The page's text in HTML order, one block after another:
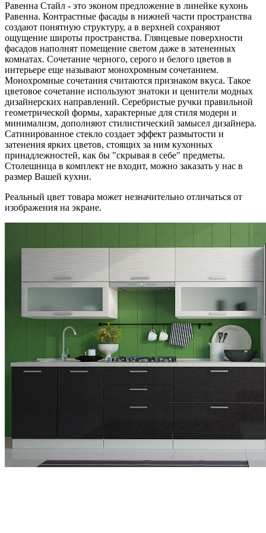
Равенна Стайл - это эконом предложение в линейке кухонь
Равенна. Контрастные фасады в нижней части пространства
создают понятную структуру, а в верхней сохраняют
ощущение широты пространства. Глянцевые поверхности
фасадов наполнят помещение светом даже в затененных
комнатах. Сочетание черного, серого и белого цветов в
интерьере еще называют монохромным сочетанием.
Монохромные сочетания считаются признаком вкуса. Такое
цветовое сочетание используют знатоки и ценители модных
дизайнерских направлений. Серебристые ручки правильной
геометрической формы, характерные для стиля модерн и
минимализм, дополняют стилистический замысел дизайнера.
Сатинированное стекло создает эффект размытости и
затенения ярких цветов, стоящих за ним кухонных
принадлежностей, как бы "скрывая в себе" предметы.
Столешница в комплект не входит, можно заказать у нас в
размер Вашей кухни.
Реальный цвет товара может незначительно отличаться от
изображения на экране.